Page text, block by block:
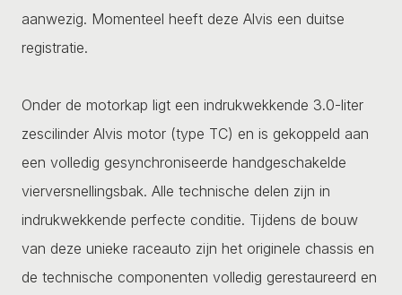
aanwezig. Momenteel heeft deze Alvis een duitse
registratie.
Onder de motorkap ligt een indrukwekkende 3.0-liter
zescilinder Alvis motor (type TC) en is gekoppeld aan
een volledig gesynchroniseerde handgeschakelde
vierversnellingsbak. Alle technische delen zijn in
indrukwekkende perfecte conditie. Tijdens de bouw
van deze unieke raceauto zijn het originele chassis en
de technische componenten volledig gerestaureerd en